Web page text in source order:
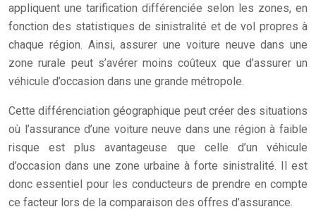
appliquent une tarification différenciée selon les zones, en
fonction des statistiques de sinistralité et de vol propres à
chaque région. Ainsi, assurer une voiture neuve dans une
zone rurale peut s’avérer moins coûteux que d’assurer un
véhicule d’occasion dans une grande métropole.
Cette différenciation géographique peut créer des situations
où l’assurance d’une voiture neuve dans une région à faible
risque est plus avantageuse que celle d’un véhicule
d’occasion dans une zone urbaine à forte sinistralité. Il est
donc essentiel pour les conducteurs de prendre en compte
ce facteur lors de la comparaison des offres d’assurance.